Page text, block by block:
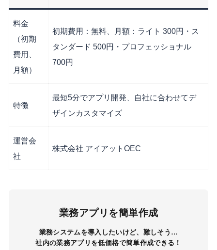
料金
（初期
費用、
月額）
初期費用：無料、月額：ライト 300円・ス
タンダード 500円・プロフェッショナル
700円
特徴
最短5分でアプリ開発、自社に合わせてデ
ザインカスタマイズ
運営会
社
株式会社 アイアットOEC
業務アプリを簡単作成
業務システムを導入したいけど、難しそう…
社内の業務アプリを低価格で簡単作成できる！